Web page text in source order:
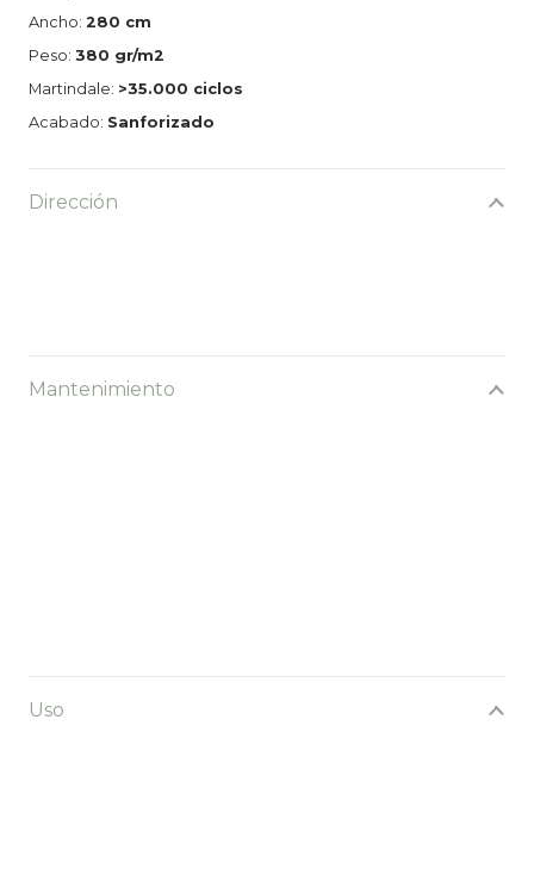
Ancho: 280 cm
Peso: 380 gr/m2
Martindale: >35.000 ciclos
Acabado: Sanforizado
Dirección
Mantenimiento
Uso